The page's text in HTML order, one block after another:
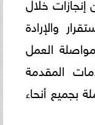
والإرادة
العمل
المقدمة
بجميع أنحاء